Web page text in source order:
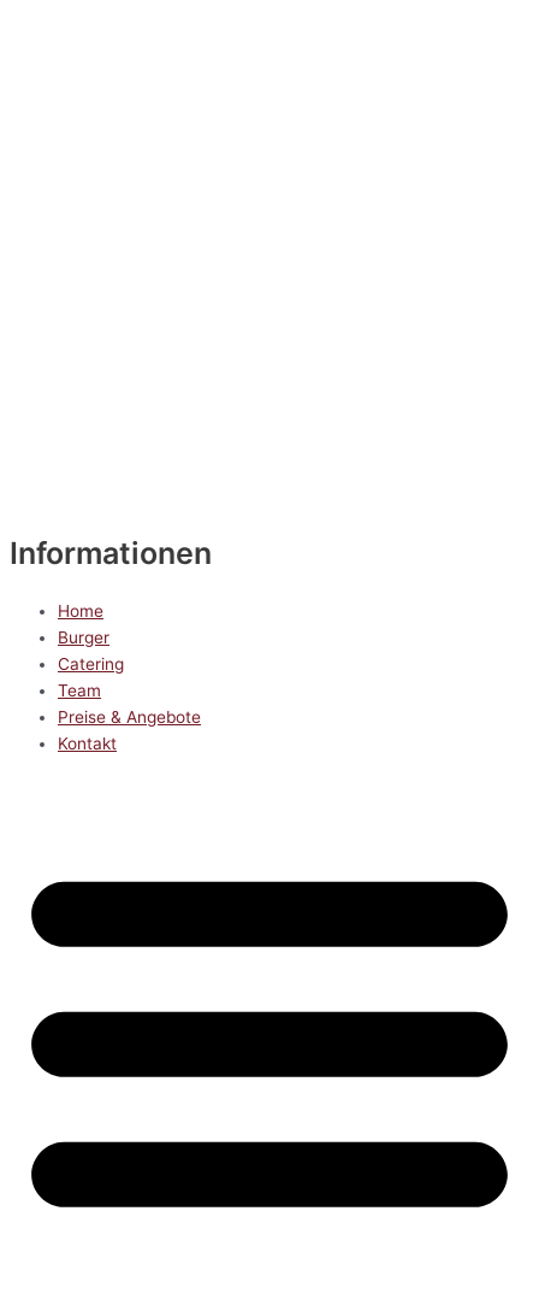
Informationen
Home
Burger
Catering
Team
Preise & Angebote
Kontakt